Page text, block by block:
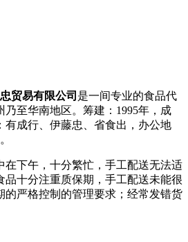
贸易有限公司 是一间专业的食品代
乃至华南地区。筹建：1995年，成
有成行、伊藤忠、省食出，办公地
在下午，十分繁忙，手工配送无法适
品十分注重质保期，手工配送未能很
严格控制的管理要求； 经常发错货